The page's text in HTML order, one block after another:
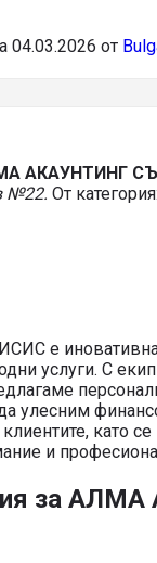
04.03.2026 от
АКАУНТИНГ
№22. От категория:
е иновативна
услуги. С
улесним
като
и
за